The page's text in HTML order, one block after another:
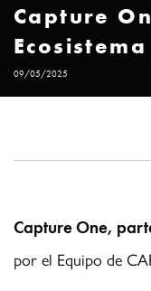
Capture
09/05/2025
Capture One,
por el Equipo de